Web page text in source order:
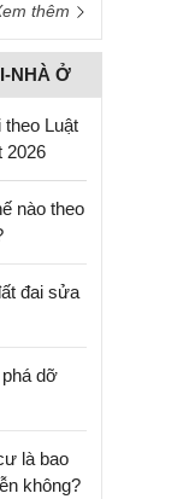
thêm
NHÀ Ở
theo Luật
2026
nào theo
đai sửa
dỡ
là bao
không?